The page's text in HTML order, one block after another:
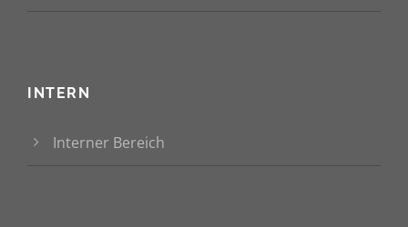
INTERN
Interner Bereich